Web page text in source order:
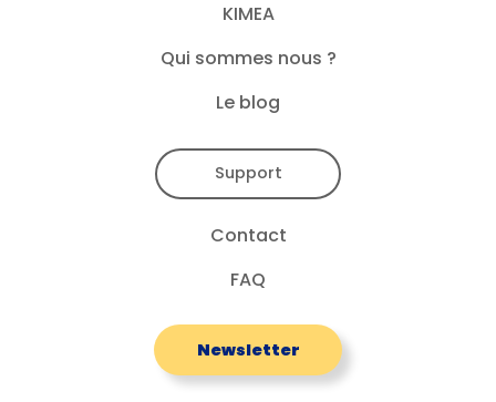
KIMEA
Qui sommes nous ?
Le blog
Support
Contact
FAQ
Newsletter